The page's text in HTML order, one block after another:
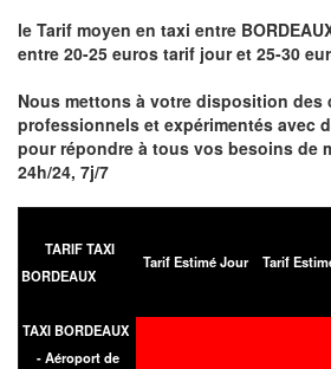
le Tarif moyen en taxi entre
entre 20-25 euros tarif jour et 25-30
Nous mettons à votre disposition des
professionnels et expérimentés avec
pour répondre à tous vos besoins de
24h/24, 7j/7
TARIF TAXI
BORDEAUX
Tarif Estimé Jour Tarif
TAXI BORDEAUX
- Aéroport de